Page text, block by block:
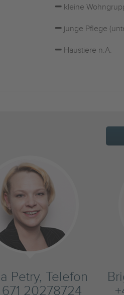
kleine
junge Pflege
Haustiere n.A.
Petry, Telefon
20278724